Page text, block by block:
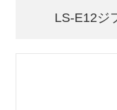
LS-E12ジ